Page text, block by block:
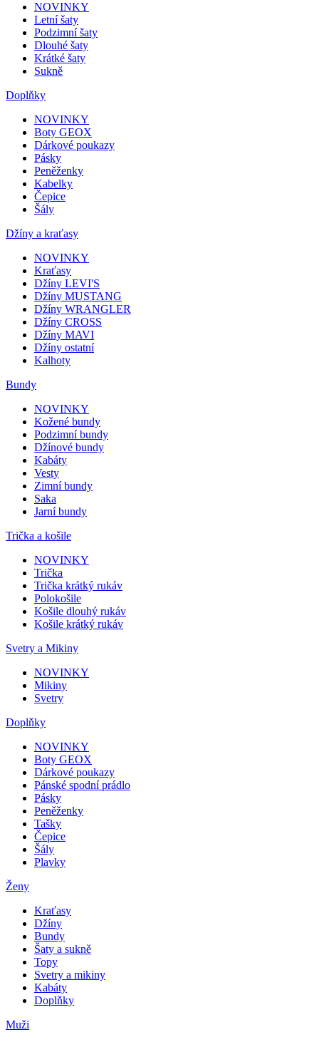
NOVINKY
Letní šaty
Podzimní šaty
Dlouhé šaty
Krátké šaty
Sukně
Doplňky
NOVINKY
Boty GEOX
Dárkové poukazy
Pásky
Peněženky
Kabelky
Čepice
Šály
Džíny a kraťasy
NOVINKY
Kraťasy
Džíny LEVI'S
Džíny MUSTANG
Džíny WRANGLER
Džíny CROSS
Džíny MAVI
Džíny ostatní
Kalhoty
Bundy
NOVINKY
Kožené bundy
Podzimní bundy
Džínové bundy
Kabáty
Vesty
Zimní bundy
Saka
Jarní bundy
Trička a košile
NOVINKY
Trička
Trička krátký rukáv
Polokošile
Košile dlouhý rukáv
Košile krátký rukáv
Svetry a Mikiny
NOVINKY
Mikiny
Svetry
Doplňky
NOVINKY
Boty GEOX
Dárkové poukazy
Pánské spodní prádlo
Pásky
Peněženky
Tašky
Čepice
Šály
Plavky
Ženy
Kraťasy
Džíny
Bundy
Šaty a sukně
Topy
Svetry a mikiny
Kabáty
Doplňky
Muži